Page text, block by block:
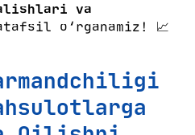
va
o‘rganamiz! 📈